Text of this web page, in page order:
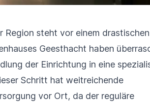
Region steht vor einem drastischen
Geesthacht haben
der Einrichtung in eine
Schritt hat weitreichende
vor Ort, da der reguläre